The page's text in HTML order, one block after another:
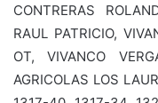
CONTRERAS
RAUL PATRICIO,
OT, VIVANCO
AGRICOLAS LOS